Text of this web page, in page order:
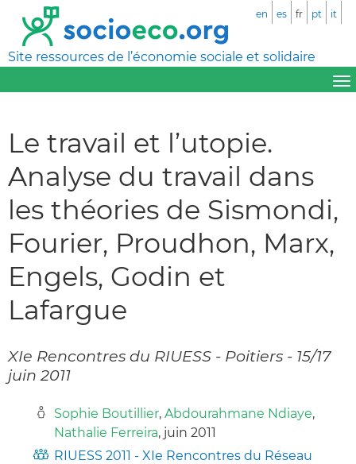
Site ressources de l’économie sociale et solidaire
en es fr pt it
Le travail et l’utopie.
Analyse du travail dans
les théories de Sismondi,
Fourier, Proudhon, Marx,
Engels, Godin et
Lafargue
XIe Rencontres du RIUESS - Poitiers - 15/17
juin 2011
Sophie Boutillier, Abdourahmane Ndiaye,
Nathalie Ferreira, juin 2011
RIUESS 2011 - XIe Rencontres du Réseau